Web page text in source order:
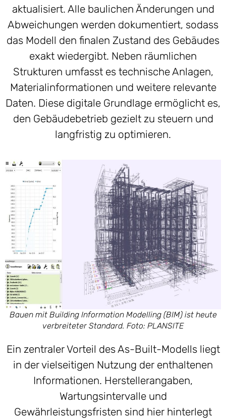
aktualisiert. Alle baulichen Änderungen und
Abweichungen werden dokumentiert, sodass
das Modell den finalen Zustand des Gebäudes
exakt wiedergibt. Neben räumlichen
Strukturen umfasst es technische Anlagen,
Materialinformationen und weitere relevante
Daten. Diese digitale Grundlage ermöglicht es,
den Gebäudebetrieb gezielt zu steuern und
langfristig zu optimieren.
Bauen mit Building Information Modelling (BIM) ist heute
verbreiteter Standard. Foto: PLANSITE
Ein zentraler Vorteil des As-Built-Modells liegt
in der vielseitigen Nutzung der enthaltenen
Informationen. Herstellerangaben,
Wartungsintervalle und
Gewährleistungsfristen sind hier hinterlegt